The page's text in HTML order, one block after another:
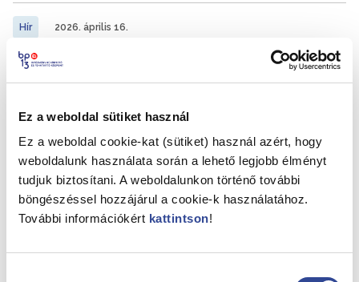
Ez a weboldal sütiket használ
Ez a weboldal cookie-kat (sütiket) használ azért, hogy
weboldalunk használata során a lehető legjobb élményt
tudjuk biztosítani. A weboldalunkon történő további
böngészéssel hozzájárul a cookie-k használatához.
További információkért kattintson!
Hír 2026. április 16.
Tájékoztató a vonalkódos étkezési kártya
bevezetéséről.
Meghívó „Öt női lélek, öt stílus” festmény kiállításra
2026. március 12.